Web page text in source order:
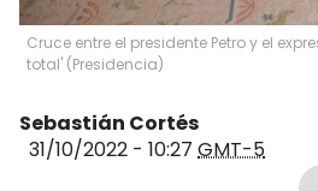
Cruce entre el presidente Petro y el
total' (Presidencia)
Sebastián Cortés
31/10/2022 - 10:27 GMT-5